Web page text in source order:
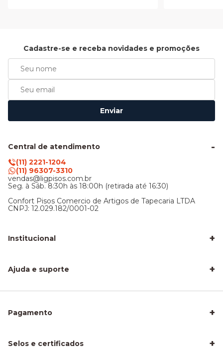
Cadastre-se e receba novidades e promoções
Enviar
Central de atendimento
(11) 2221-1204
(11) 96307-3310
vendas@ligpisos.com.br
Seg. à Sáb. 8:30h às 18:00h (retirada até 16:30)
Confort Pisos Comercio de Artigos de Tapecaria LTDA
CNPJ: 12.029.182/0001-02
Institucional +
Sobre nós
Nossa Loja
Ajuda e suporte +
Frete e entrega
Como Calcular a Área do seu Piso
Piso Laminado para Sala
Pagamento +
Selos e certificados +